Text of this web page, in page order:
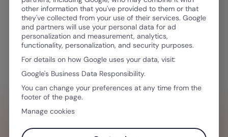
Assinatura Digital em Contratos de
Trabalho: Guia Completo
Junho 1, 2025· 7 minutos de leitura
QUER SIMPLIFICAR O SEU FLUXO DE
TRABALHO?
other information that you've provided to them or that
they've collected from your use of their services. Google
and partners will use your personal data for ad
personalization and measurement, analytics,
functionality, personalization, and security purposes.
For details on how Google uses your data, visit:
Google's Business Data Responsibility.
You can change your preferences at any time from the
footer of the page.
Manage cookies